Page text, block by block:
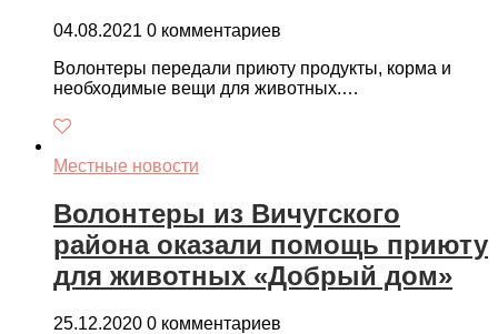
04.08.2021 0 комментариев
Волонтеры передали приюту продукты, корма и
необходимые вещи для животных.…
Местные новости
Волонтеры из Вичугского
района оказали помощь приюту
для животных «Добрый дом»
25.12.2020 0 комментариев